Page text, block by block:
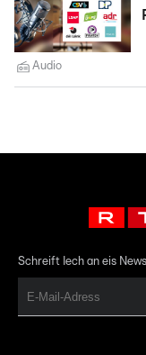
Audio
Schreift Iech an eis